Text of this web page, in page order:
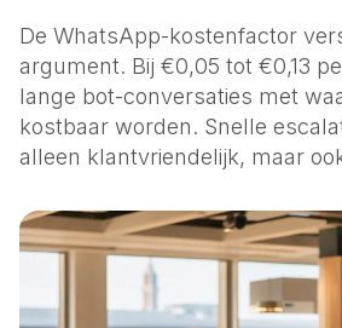
De WhatsApp-kostenfactor
argument. Bij €0,05 tot €0,13
lange bot-conversaties met
kostbaar worden. Snelle
alleen klantvriendelijk, maar